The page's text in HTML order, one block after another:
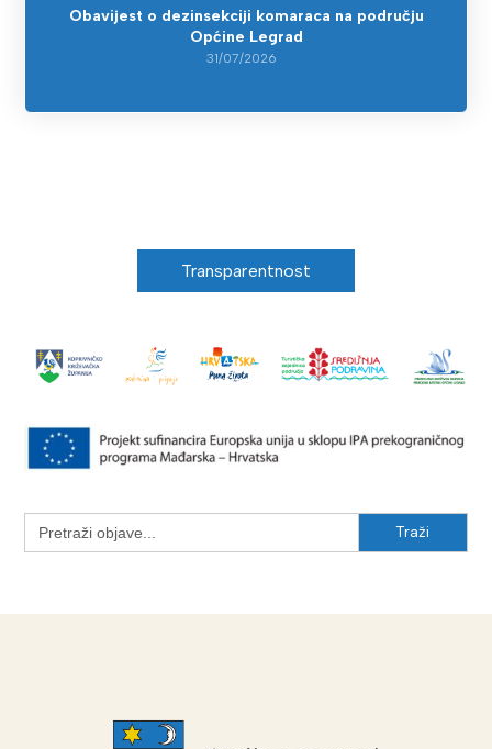
Obavijest o dezinsekciji komaraca na području
Općine Legrad
31/07/2026
Transparentnost
Search
for: